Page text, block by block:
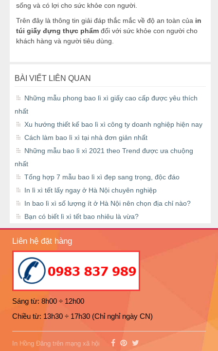
sống và có lợi cho sức khỏe con người.
Trên đây là thông tin giải đáp thắc mắc về độ an toàn của in
túi giấy đựng thực phẩm đối với sức khỏe con người cho
khách hàng và người tiêu dùng.
BÀI VIẾT LIÊN QUAN
Những mẫu phong bao lì xì giấy cao cấp được yêu thích
nhất
Xu hướng thiết kế bao lì xì công ty doanh nghiệp hiện nay
Cách làm bao lì xì tại nhà đơn giản nhất
Những mẫu bao lì xì 2021 theo Trend được ưa chuộng
nhất
Tổng hợp 7 mẫu bao lì xì đẹp sang trọng, độc đáo
In lì xì tết lấy ngay ở Hà Nội chuyên nghiệp
In bao lì xì số lượng ít ở Hà Nội nên chọn địa chỉ nào?
Bạn có biết lì xì tết bao nhiêu là vừa?
Liên hệ đặt hàng
Sáng từ: 8h00 ÷ 12h00
Chiều từ: 13h30 ÷ 17h30 (Chỉ nghỉ ngày CN)
In Hồng Đăng trên mạng xã hội